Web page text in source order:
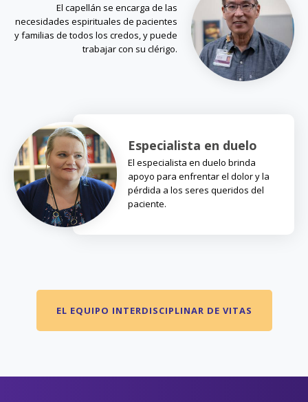
El capellán se encarga de las
necesidades espirituales de pacientes
y familias de todos los credos, y puede
trabajar con su clérigo.
Especialista en duelo
El especialista en duelo brinda
apoyo para enfrentar el dolor y la
pérdida a los seres queridos del
paciente.
EL EQUIPO INTERDISCIPLINAR DE VITAS